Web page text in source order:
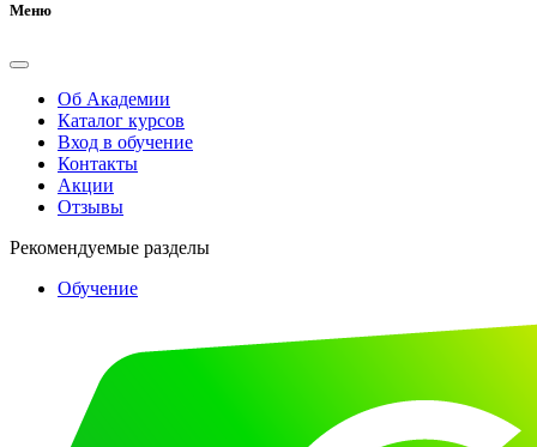
Меню
Об Академии
Каталог курсов
Вход в обучение
Контакты
Акции
Отзывы
Рекомендуемые разделы
Обучение